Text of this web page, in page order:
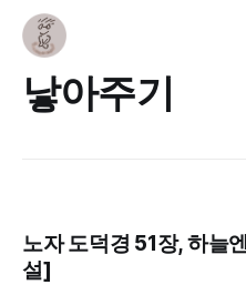
낳아주기
노자 도덕경 51장, 하늘
설]